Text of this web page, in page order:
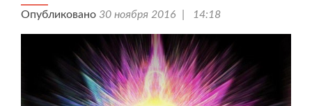
Опубликовано 30 ноября 2016 | 14:18